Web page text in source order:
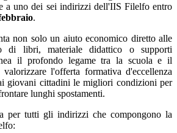
a uno dei sei indirizzi dell'IIS Filelfo entro
.
non solo un aiuto economico diretto alle
di libri, materiale didattico o supporti
il profondo legame tra la scuola e il
l'offerta formativa d'eccellenza
giovani cittadini le migliori condizioni per
lunghi spostamenti.
per tutti gli indirizzi che compongono la